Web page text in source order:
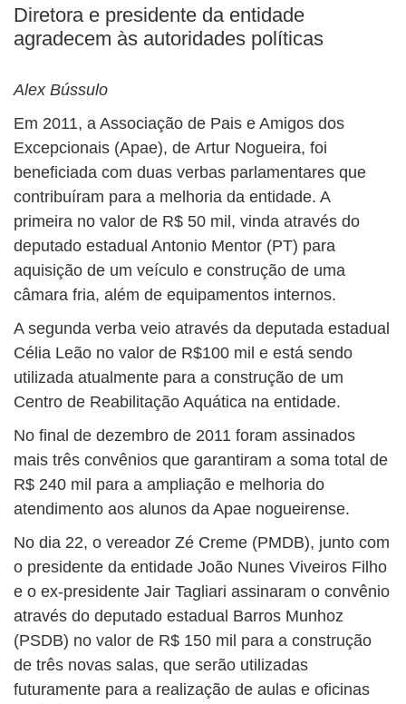
ANUNCIE
Diretora e presidente da entidade
agradecem às autoridades políticas
Alex Bússulo
Em 2011, a Associação de Pais e Amigos dos
Excepcionais (Apae), de Artur Nogueira, foi
beneficiada com duas verbas parlamentares que
contribuíram para a melhoria da entidade. A
primeira no valor de R$ 50 mil, vinda através do
deputado estadual Antonio Mentor (PT) para
aquisição de um veículo e construção de uma
câmara fria, além de equipamentos internos.
A segunda verba veio através da deputada estadual
Célia Leão no valor de R$100 mil e está sendo
utilizada atualmente para a construção de um
Centro de Reabilitação Aquática na entidade.
No final de dezembro de 2011 foram assinados
mais três convênios que garantiram a soma total de
R$ 240 mil para a ampliação e melhoria do
atendimento aos alunos da Apae nogueirense.
No dia 22, o vereador Zé Creme (PMDB), junto com
o presidente da entidade João Nunes Viveiros Filho
e o ex-presidente Jair Tagliari assinaram o convênio
através do deputado estadual Barros Munhoz
(PSDB) no valor de R$ 150 mil para a construção
de três novas salas, que serão utilizadas
futuramente para a realização de aulas e oficinas